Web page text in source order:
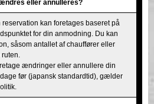
eller annulleres?
kan foretages baseret på
for din anmodning. Du kan
såsom antallet af chauffører eller
ændringer eller annullere din
før (japansk standardtid), gælder